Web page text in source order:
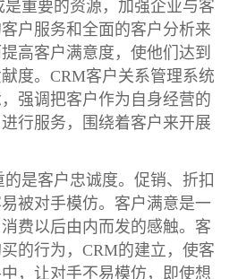
重要的资源，加强企业与客
户服务和全面的客户分析来
高客户满意度，使他们达到
度。CRM客户关系管理系统
强调把客户作为自身经营的
行服务，围绕着客户来开展
是客户忠诚度。促销、折扣
被对手模仿。客户满意是一
费以后由内而发的感触。客
的行为，CRM的建立，使客
，让对手不易模仿，即使想